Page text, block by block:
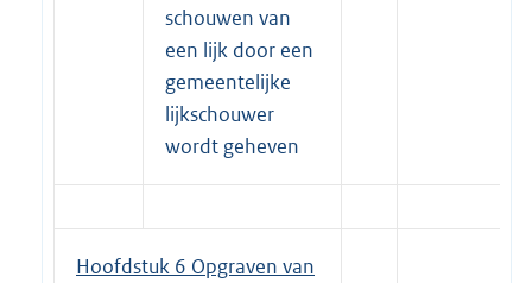
schouwen van
een lijk door een
gemeentelijke
lijkschouwer
wordt geheven
Hoofdstuk 6 Opgraven van